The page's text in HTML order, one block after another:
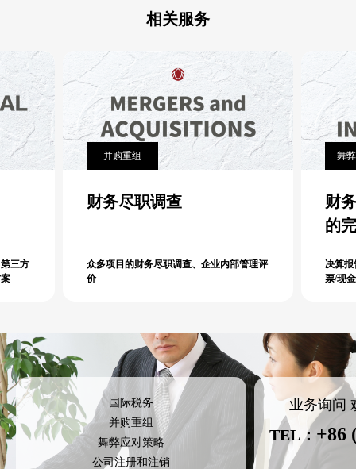
相关服务
三方
并购重组
财务尽职调查
众多项目的财务尽职调查、企业内部管理评
价
舞
财
的
决算报
票/现
国际税务
并购重组
舞弊应对策略
公司注册和注销
业务询问
TEL： +86